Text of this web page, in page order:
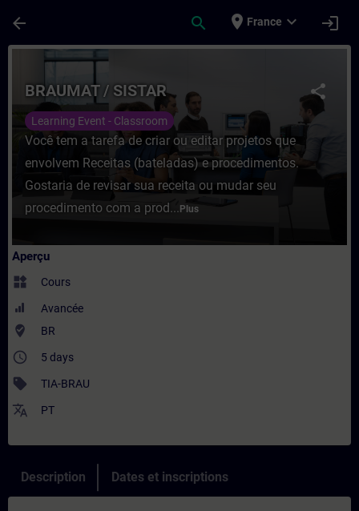
arrow_back search place France expand_more login
Cours - BRAUMAT / SISTAR -
share
BRAUMAT / SISTAR
Learning Event - Classroom
Você tem a tarefa de criar ou editar projetos que
envolvem Receitas (bateladas) e procedimentos.
Gostaria de revisar sua receita ou mudar seu
procedimento com a prod... Plus
Aperçu
widgets Cours
Avancée
where_to_vote BR
access_time 5 days
sell TIA-BRAU
translate PT
Description Dates et inscriptions